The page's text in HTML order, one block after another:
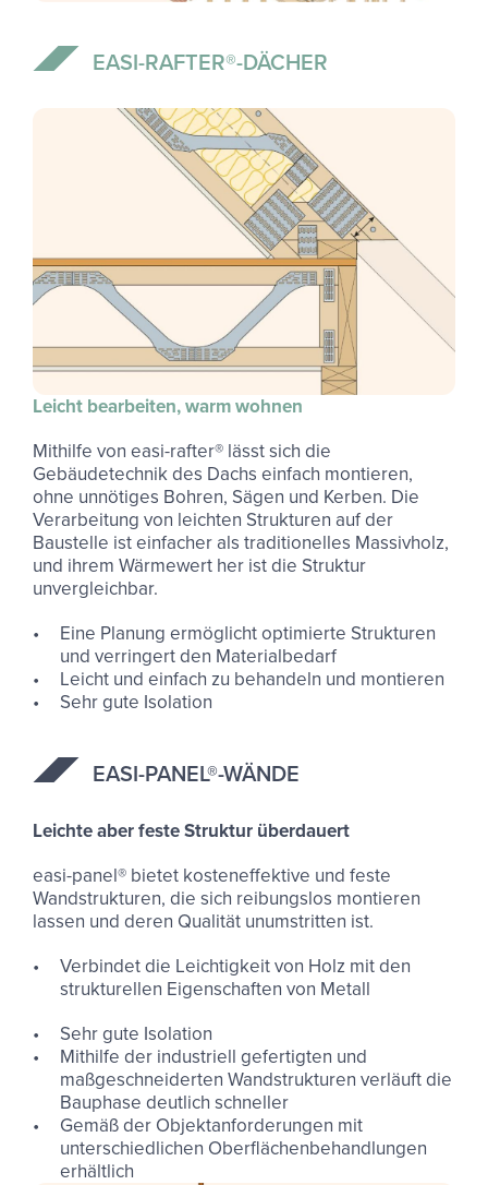
EASI-​RAFTER®-​DÄCHER
Leicht bearbeiten, warm wohnen
Mithilfe von easi-rafter® lässt sich die
Gebäudetechnik des Dachs einfach montieren,
ohne unnötiges Bohren, Sägen und Kerben. Die
Verarbeitung von leichten Strukturen auf der
Baustelle ist einfacher als traditionelles Massivholz,
und ihrem Wärmewert her ist die Struktur
unvergleichbar.
Eine Planung ermöglicht optimierte Strukturen
und verringert den Materialbedarf
Leicht und einfach zu behandeln und montieren
Sehr gute Isolation
EASI-​PANEL®-​WÄNDE
Leichte aber feste Struktur überdauert
easi-panel® bietet kosteneffektive und feste
Wandstrukturen, die sich reibungslos montieren
lassen und deren Qualität unumstritten ist.
Verbindet die Leichtigkeit von Holz mit den
strukturellen Eigenschaften von Metall
Sehr gute Isolation
Mithilfe der industriell gefertigten und
maßgeschneiderten Wandstrukturen verläuft die
Bauphase deutlich schneller
Gemäß der Objektanforderungen mit
unterschiedlichen Oberflächenbehandlungen
erhältlich